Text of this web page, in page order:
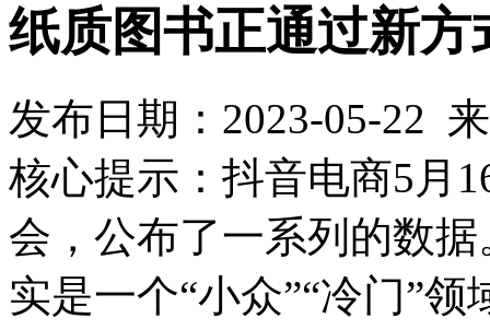
纸质图书正通过新方
发布日期：2023-05-22
核心提示：抖音电商5月
会，公布了一系列的数
实是一个“小众”“冷门”领